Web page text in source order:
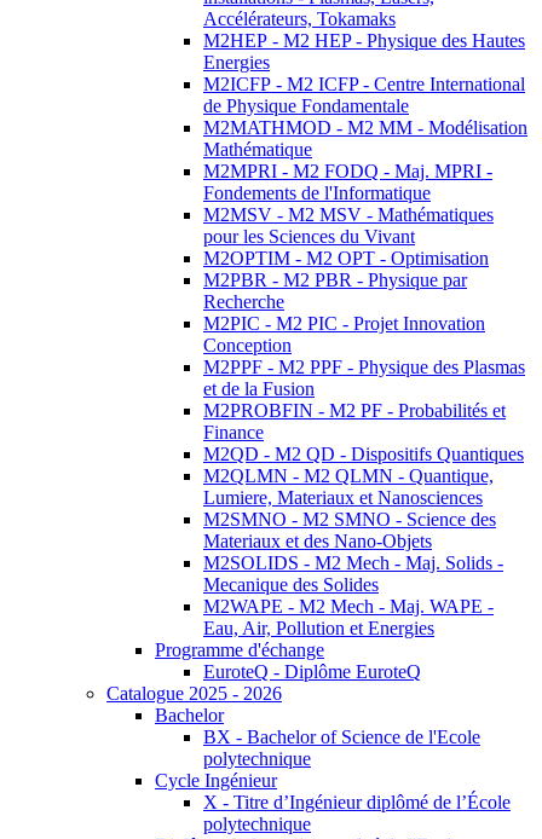
Accélérateurs, Tokamaks
M2HEP - M2 HEP - Physique des Hautes
Energies
M2ICFP - M2 ICFP - Centre International
de Physique Fondamentale
M2MATHMOD - M2 MM - Modélisation
Mathématique
M2MPRI - M2 FODQ - Maj. MPRI -
Fondements de l'Informatique
M2MSV - M2 MSV - Mathématiques
pour les Sciences du Vivant
M2OPTIM - M2 OPT - Optimisation
M2PBR - M2 PBR - Physique par
Recherche
M2PIC - M2 PIC - Projet Innovation
Conception
M2PPF - M2 PPF - Physique des Plasmas
et de la Fusion
M2PROBFIN - M2 PF - Probabilités et
Finance
M2QD - M2 QD - Dispositifs Quantiques
M2QLMN - M2 QLMN - Quantique,
Lumiere, Materiaux et Nanosciences
M2SMNO - M2 SMNO - Science des
Materiaux et des Nano-Objets
M2SOLIDS - M2 Mech - Maj. Solids -
Mecanique des Solides
M2WAPE - M2 Mech - Maj. WAPE -
Eau, Air, Pollution et Energies
Programme d'échange
EuroteQ - Diplôme EuroteQ
Catalogue 2025 - 2026
Bachelor
BX - Bachelor of Science de l'Ecole
polytechnique
Cycle Ingénieur
X - Titre d’Ingénieur diplômé de l’École
polytechnique